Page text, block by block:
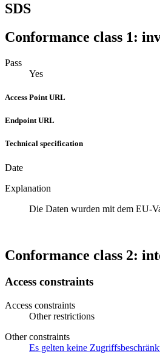
SDS
Conformance class 1:
Pass
Yes
Access Point URL
Endpoint URL
Technical specification
Date
Explanation
Die Daten wurden mit dem EU-
Conformance class 2:
Access constraints
Access constraints
Other restrictions
Other constraints
Es gelten keine